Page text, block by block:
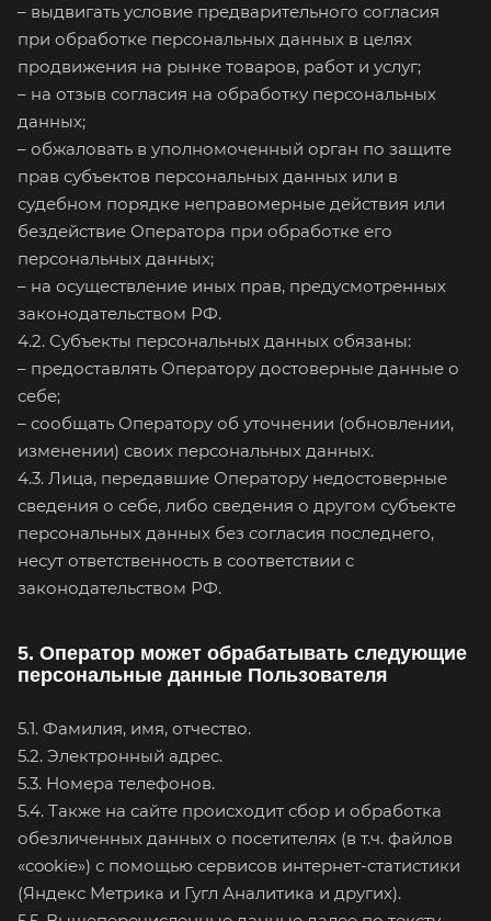
– выдвигать условие предварительного согласия
при обработке персональных данных в целях
продвижения на рынке товаров, работ и услуг;
– на отзыв согласия на обработку персональных
данных;
– обжаловать в уполномоченный орган по защите
прав субъектов персональных данных или в
судебном порядке неправомерные действия или
бездействие Оператора при обработке его
персональных данных;
– на осуществление иных прав, предусмотренных
законодательством РФ.
4.2. Субъекты персональных данных обязаны:
– предоставлять Оператору достоверные данные о
себе;
– сообщать Оператору об уточнении (обновлении,
изменении) своих персональных данных.
4.3. Лица, передавшие Оператору недостоверные
сведения о себе, либо сведения о другом субъекте
персональных данных без согласия последнего,
несут ответственность в соответствии с
законодательством РФ.
5. Оператор может обрабатывать следующие
персональные данные Пользователя
5.1. Фамилия, имя, отчество.
5.2. Электронный адрес.
5.3. Номера телефонов.
5.4. Также на сайте происходит сбор и обработка
обезличенных данных о посетителях (в т.ч. файлов
«cookie») с помощью сервисов интернет-статистики
(Яндекс Метрика и Гугл Аналитика и других).